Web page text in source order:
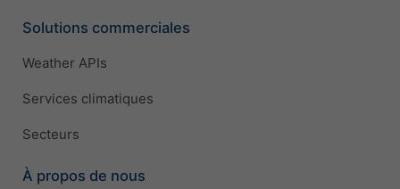
Solutions commerciales
Weather APIs
Services climatiques
Secteurs
À propos de nous